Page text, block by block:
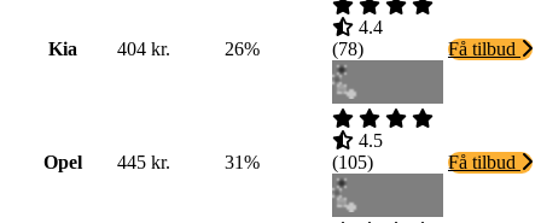
Kia 404 kr. 26%
4.4
(78) Få tilbud
Opel 445 kr. 31%
4.5
(105) Få tilbud